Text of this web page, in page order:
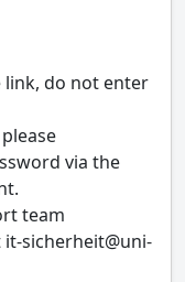
link, do not enter
via the
team
sicherheit@uni-